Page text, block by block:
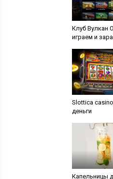
Клуб Вулкан
играем и
Slottica
деньги
Капельницы